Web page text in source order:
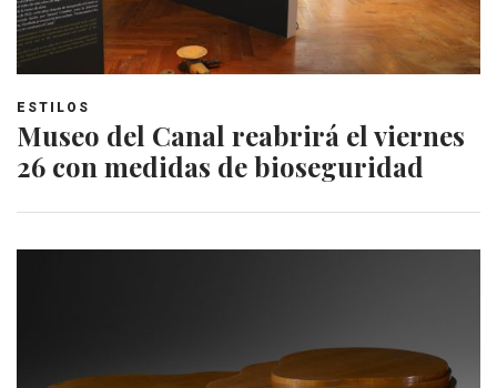
ESTILOS
Museo del Canal reabrirá el viernes
26 con medidas de bioseguridad